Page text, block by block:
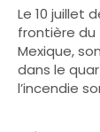
Le 10 juillet
frontière du
Mexique,
dans le
l’incendie